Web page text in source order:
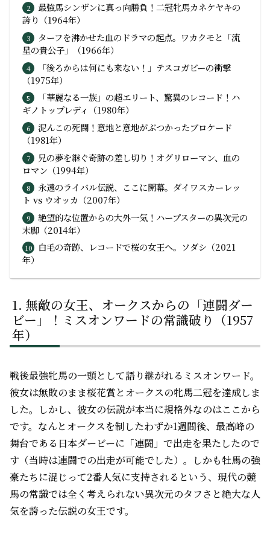
最強馬シンザンに真っ向勝負！二冠牝馬カネケヤキの
誇り（1964年）
ターフを沸かせた血のドラマの起点。ワカクモと「流
星の貴公子」（1966年）
「後ろからは何にも来ない！」テスコガビーの衝撃
（1975年）
「華麗なる一族」の超エリート、驚異のレコード！ハ
ギノトップレディ（1980年）
泥んこの死闘！意地と意地がぶつかったブロケード
（1981年）
兄の夢を継ぐ奇跡の差し切り！オグリローマン、血の
ロマン（1994年）
永遠のライバル伝説、ここに開幕。ダイワスカーレッ
ト vs ウオッカ（2007年）
絶望的な位置からの大外一気！ハープスターの異次元の
末脚（2014年）
白毛の奇跡、レコードで桜の女王へ。ソダシ（2021
年）
無敵の女王、オークスからの「連闘ダー
ビー」！ミスオンワードの常識破り（1957
年）
戦後最強牝馬の一頭として語り継がれるミスオンワード。
彼女は無敗のまま桜花賞とオークスの牝馬二冠を達成しま
した。しかし、彼女の伝説が本当に規格外なのはここから
です。なんとオークスを制したわずか1週間後、最高峰の
舞台である日本ダービーに「連闘」で出走を果たしたので
す（当時は連闘での出走が可能でした）。しかも牡馬の強
豪たちに混じって2番人気に支持されるという、現代の競
馬の常識では全く考えられない異次元のタフさと絶大な人
気を誇った伝説の女王です。